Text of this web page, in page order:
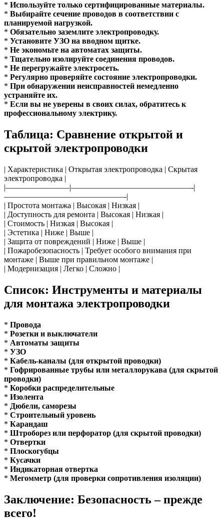
* Используйте только сертифицированные материалы.
* Выбирайте сечение проводов в соответствии с
планируемой нагрузкой.
* Обязательно заземлите электропроводку.
* Установите УЗО на вводном щитке.
* Не экономьте на автоматах защиты.
* Тщательно изолируйте соединения проводов.
* Не перегружайте электросеть.
* Регулярно проверяйте состояние электропроводки.
* При обнаружении неисправностей немедленно
устраняйте их.
* Если вы не уверены в своих силах, обратитесь к
профессиональному электрику.
Таблица: Сравнение открытой и
скрытой электропроводки
| Характеристика | Открытая электропроводка | Скрытая
электропроводка |
|————————|———————————————-|
———————————————-|
| Простота монтажа | Высокая | Низкая |
| Доступность для ремонта | Высокая | Низкая |
| Стоимость | Низкая | Высокая |
| Эстетика | Ниже | Выше |
| Защита от повреждений | Ниже | Выше |
| Пожаробезопасность | Требует особого внимания при
монтаже | Выше при правильном монтаже |
| Модернизация | Легко | Сложно |
Список: Инструменты и материалы
для монтажа электропроводки
* Провода
* Розетки и выключатели
* Автоматы защиты
* УЗО
* Кабель-каналы (для открытой проводки)
* Гофрированные трубы или металлорукава (для скрытой
проводки)
* Коробки распределительные
* Изолента
* Дюбели, саморезы
* Строительный уровень
* Карандаш
* Штроборез или перфоратор (для скрытой проводки)
* Отвертки
* Плоскогубцы
* Кусачки
* Индикаторная отвертка
* Мегомметр (для проверки сопротивления изоляции)
Заключение: Безопасность – прежде
всего!